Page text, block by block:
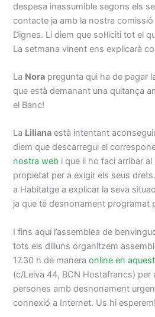
despesa inassumible segons els
contacte ja amb la nostra comissió
Dignes. Li diem que sol·liciti tot el
La setmana vinent ens explicarà
La Nora pregunta qui ha de pagar
que està demanant una quitança
el Banc!
La Liliana està intentant
diem que descarregui el
nostra web i que li ho faci arribar
propietat per a exigir els seus
a Habitatge a explicar la seva
ja que té desnonament programat
I fins aquí l’assemblea de
tots els dilluns organitzem
17.30 h de maneraonline en
(c/Leiva 44, BCN Hostafrancs) per
persones amb desnonament
connexió a Internet. Us hi esperem!